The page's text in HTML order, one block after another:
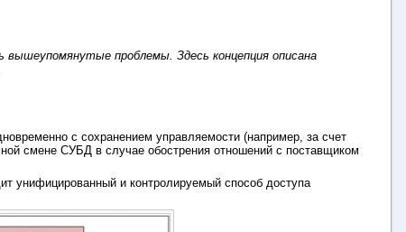
проблемы. Здесь концепция описана
с сохранением управляемости (например, за счет
смене СУБД в случае обострения отношений с поставщиком
унифицированный и контролируемый способ доступа